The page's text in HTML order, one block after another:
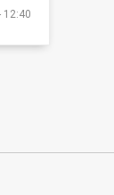
12:40